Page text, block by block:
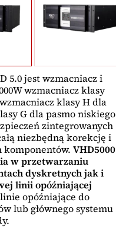
5.0 jest wzmacniacz i
wzmacniacz klasy
klasy H dla
G dla pasmo niskiego
zintegrowanych
niezbędną korekcję i
komponentów. VHD5000
w przetwarzaniu
dyskretnych jak i
linii opóźniającej
opóźniające do
lub głównego systemu